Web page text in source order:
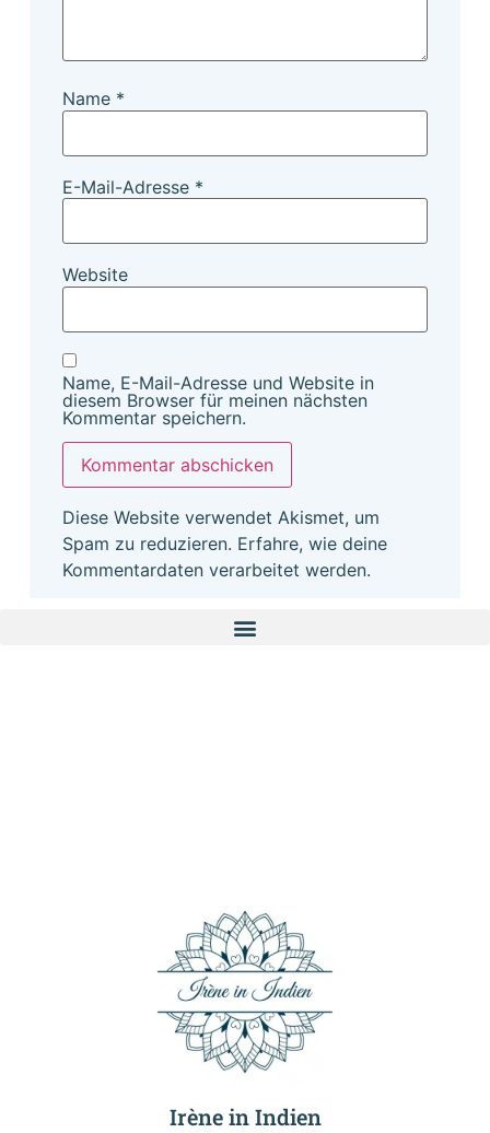
Name *
E-Mail-Adresse *
Website
Name, E-Mail-Adresse und Website in
diesem Browser für meinen nächsten
Kommentar speichern.
Diese Website verwendet Akismet, um
Spam zu reduzieren. Erfahre, wie deine
Kommentardaten verarbeitet werden.
Irène in Indien